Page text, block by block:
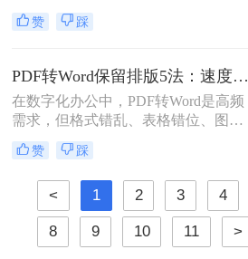
享，但转换后图片模糊不清、细节丢
失、放大后出现马赛克……这些"清
能导致重要信息无法识别。那么PDF
怎么转成高清图片不模糊呢？别再忍
受模糊图片！本文直击痛点，提供可
立即执行的高清转换方案，助您10分
钟内获得印刷级清晰度！
赞 踩
PDF转Word保留排版5法：速度优先还是排版优先？选择指南！
在数字化办公中，PDF转Word是高频
需求，但格式错乱、表格错位、图片
错位等问题频发。许多用户盲目使用
在线工具，导致文档返工重做。那么
pdf转word怎么保留原排版呢？本文基
于Windows 10/11系统实测，系统梳理
5种安全有效方法，明确标注每种方
案的适用边界与关键细节，助您高效
赞 踩
< 1 2 3 4
8 9 10 11 >